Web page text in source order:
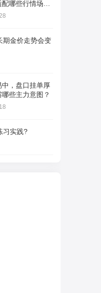
配哪些行情场
期金价走势会变
中，盘口挂单厚
哪些主力意图？
习实践?